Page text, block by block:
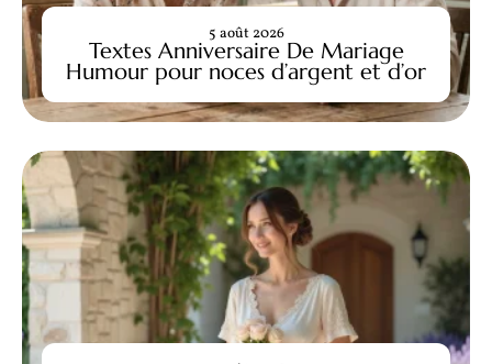
Textes Anniversaire De Mariage
Humour pour noces d’argent et d’or
5 août 2026